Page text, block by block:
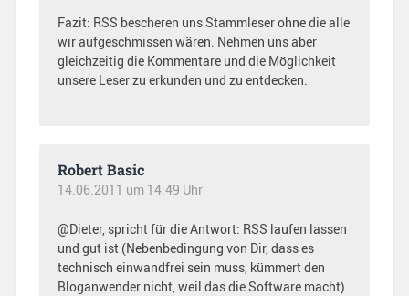
Fazit: RSS bescheren uns Stammleser ohne die alle
wir aufgeschmissen wären. Nehmen uns aber
gleichzeitig die Kommentare und die Möglichkeit
unsere Leser zu erkunden und zu entdecken.
Robert Basic
14.06.2011 um 14:49 Uhr
@Dieter, spricht für die Antwort: RSS laufen lassen
und gut ist (Nebenbedingung von Dir, dass es
technisch einwandfrei sein muss, kümmert den
Bloganwender nicht, weil das die Software macht)